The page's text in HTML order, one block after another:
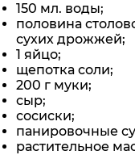
150 мл. воды;
половина
сухих дрожжей;
1 яйцо;
щепотка соли;
200 г муки;
сыр;
сосиски;
панировочные
растительное